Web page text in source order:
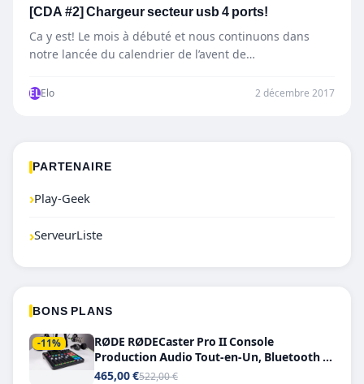
[CDA #2] Chargeur secteur usb 4 ports!
Ca y est! Le mois à débuté et nous continuons dans
notre lancée du calendrier de l’avent de…
ELElo 2 décembre 2017
PARTENAIRE
›Play-Geek
›ServeurListe
BONS PLANS
-11%
RØDE RØDECaster Pro II Console
Production Audio Tout-en-Un, Bluetooth et
Double USB-C
465,00 €522,00 €